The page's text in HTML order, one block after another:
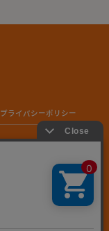
プライバシーポリシー